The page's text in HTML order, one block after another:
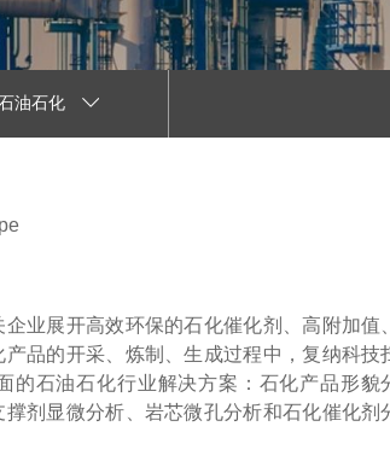
油石化
业展开高效环保的石化催化剂、高附加值、
品的开采、炼制、生成过程中，复纳科技
的石油石化行业解决方案：石化产品形貌
剂显微分析、岩芯微孔分析和石化催化剂